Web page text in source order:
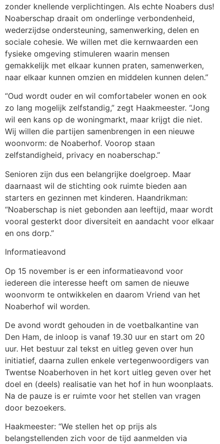
zonder knellende verplichtingen. Als echte Noabers dus!
Noaberschap draait om onderlinge verbondenheid,
wederzijdse ondersteuning, samenwerking, delen en
sociale cohesie. We willen met die kernwaarden een
fysieke omgeving stimuleren waarin mensen
gemakkelijk met elkaar kunnen praten, samenwerken,
naar elkaar kunnen omzien en middelen kunnen delen.”
“Oud wordt ouder en wil comfortabeler wonen en ook
zo lang mogelijk zelfstandig,” zegt Haakmeester. “Jong
wil een kans op de woningmarkt, maar krijgt die niet.
Wij willen die partijen samenbrengen in een nieuwe
woonvorm: de Noaberhof. Voorop staan
zelfstandigheid, privacy en noaberschap.”
Senioren zijn dus een belangrijke doelgroep. Maar
daarnaast wil de stichting ook ruimte bieden aan
starters en gezinnen met kinderen. Haandrikman:
“Noaberschap is niet gebonden aan leeftijd, maar wordt
vooral gesterkt door diversiteit en aandacht voor elkaar
en ons dorp.”
Informatieavond
Op 15 november is er een informatieavond voor
iedereen die interesse heeft om samen de nieuwe
woonvorm te ontwikkelen en daarom Vriend van het
Noaberhof wil worden.
De avond wordt gehouden in de voetbalkantine van
Den Ham, de inloop is vanaf 19.30 uur en start om 20
uur. Het bestuur zal tekst en uitleg geven over hun
initiatief, daarna zullen enkele vertegenwoordigers van
Twentse Noaberhoven in het kort uitleg geven over het
doel en (deels) realisatie van het hof in hun woonplaats.
Na de pauze is er ruimte voor het stellen van vragen
door bezoekers.
Haakmeester: “We stellen het op prijs als
belangstellenden zich voor de tijd aanmelden via